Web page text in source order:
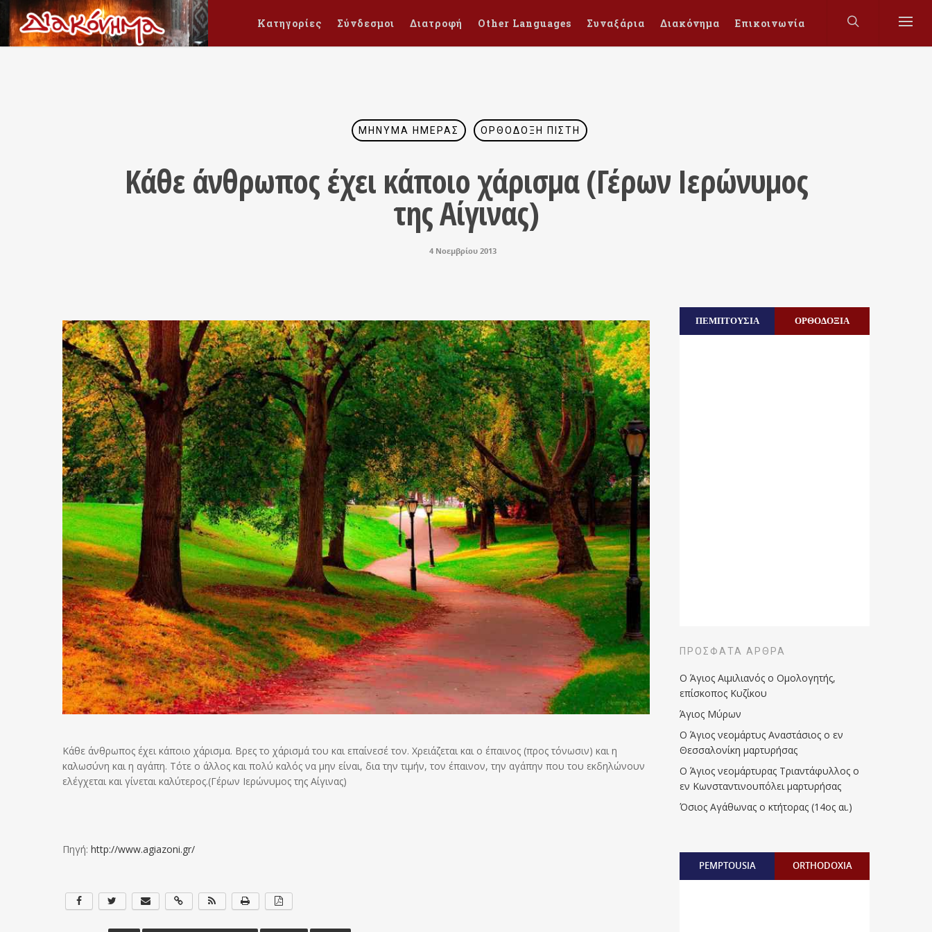
Κατηγορίες Σύνδεσμοι Διατροφή Other Languages Συναξάρια Διακόνημα Επικοινωνία
ΜΉΝΥΜΑ ΗΜΈΡΑΣ ΟΡΘΌΔΟΞΗ ΠΊΣΤΗ
Κάθε άνθρωπος έχει κάποιο χάρισμα (Γέρων Ιερώνυμος
της Αίγινας)
4 Νοεμβρίου 2013
Κάθε άνθρωπος έχει κάποιο χάρισμα. Βρες το χάρισμά του και επαίνεσέ τον. Χρειάζεται και ο έπαινος (προς τόνωσιν) και η
καλωσύνη και η αγάπη. Τότε ο άλλος και πολύ καλός να μην είναι, δια την τιμήν, τον έπαινον, την αγάπην που του εκδηλώνουν
ελέγχεται και γίνεται καλύτερος.(Γέρων Ιερώνυμος της Αίγινας)
Πηγή: http://www.agiazoni.gr/
ΠΕΜΠΤΟΥΣΙΑ ΟΡΘΟΔΟΞΙΑ
ΠΡΌΣΦΑΤΑ ΆΡΘΡΑ
Ο Άγιος Αιμιλιανός ο Ομολογητής,
επίσκοπος Κυζίκου
Άγιος Μύρων
Ο Άγιος νεομάρτυς Αναστάσιος ο εν
Θεσσαλονίκη μαρτυρήσας
Ο Άγιος νεομάρτυρας Τριαντάφυλλος ο
εν Κωνσταντινουπόλει μαρτυρήσας
Όσιος Αγάθωνας ο κτήτορας (14ος αι.)
PEMPTOUSIA ORTHODOXIA